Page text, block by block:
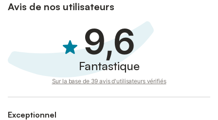
Avis de nos utilisateurs
9,6
Fantastique
Sur la base de 39 avis d'utilisateurs vérifiés
Exceptionnel